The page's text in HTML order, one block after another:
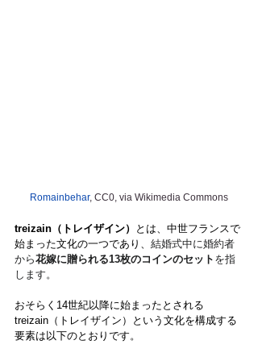
Romainbehar, CC0, via Wikimedia Commons
treizain（トレイザイン）
とは、中世フランスで
始まった文化の一つであり、 結婚式中に婚約者
から花嫁に贈られる13枚のコインのセット を指
します。
おそらく14世紀以降に始まったとされる
treizain（トレイザイン）という文化を構成する
要素は以下のとおりです。